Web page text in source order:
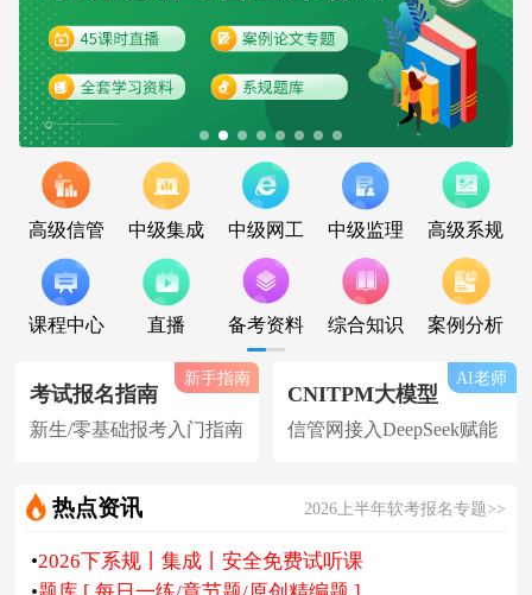
高级信管 中级集成 中级网工 中级监理 高级系规
课程中心 直播 备考资料 综合知识 案例分析
考试报名指南
新生/零基础报考入门指南
新手指南
CNITPM大模型
信管网接入DeepSeek赋能
AI老师
热点资讯 2026上半年软考报名专题>>
•2026下系规丨集成丨安全免费试听课